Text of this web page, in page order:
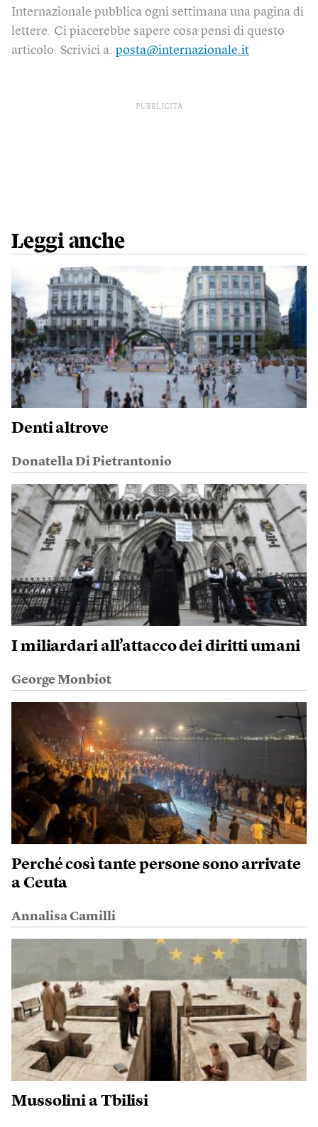
Internazionale pubblica ogni settimana una pagina di
lettere. Ci piacerebbe sapere cosa pensi di questo
articolo. Scrivici a: posta@internazionale.it
PUBBLICITÀ
Leggi anche
Denti altrove
Donatella Di Pietrantonio
I miliardari all’attacco dei diritti umani
George Monbiot
Perché così tante persone sono arrivate
a Ceuta
Annalisa Camilli
Mussolini a Tbilisi